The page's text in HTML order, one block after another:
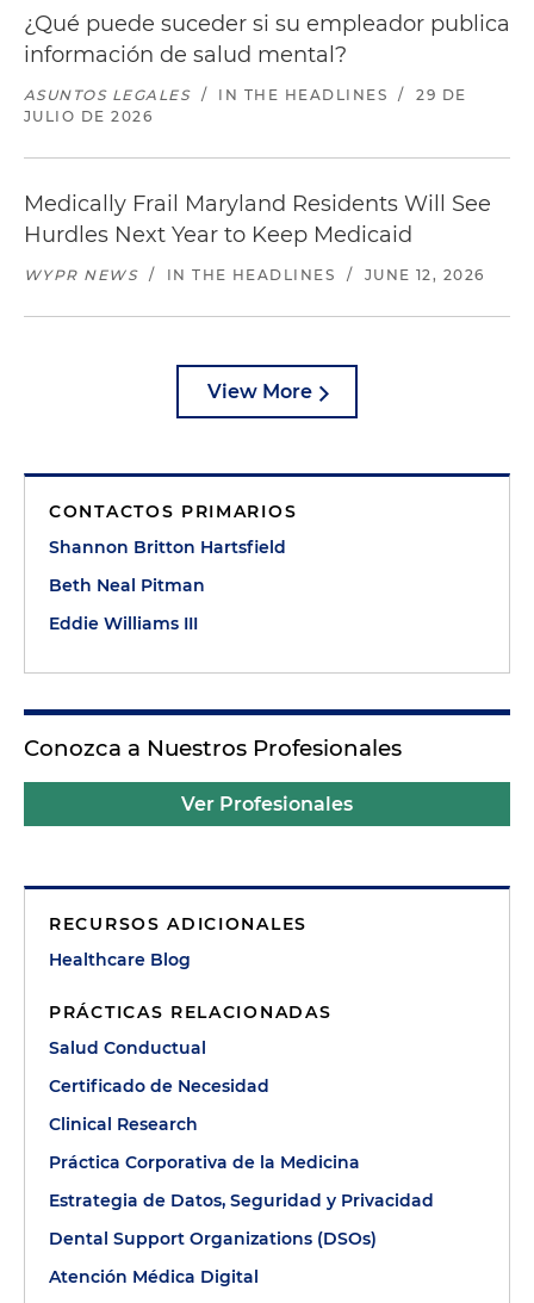
¿Qué puede suceder si su empleador publica
información de salud mental?
ASUNTOS LEGALES / IN THE HEADLINES /
29 DE
JULIO DE 2026
Medically Frail Maryland Residents Will See
Hurdles Next Year to Keep Medicaid
WYPR NEWS / IN THE HEADLINES / JUNE 12, 2026
View More
CONTACTOS PRIMARIOS
Shannon Britton Hartsfield
Beth Neal Pitman
Eddie Williams III
Conozca a Nuestros Profesionales
Ver Profesionales
RECURSOS ADICIONALES
Healthcare Blog
PRÁCTICAS RELACIONADAS
Salud Conductual
Certificado de Necesidad
Clinical Research
Práctica Corporativa de la Medicina
Estrategia de Datos, Seguridad y Privacidad
Dental Support Organizations (DSOs)
Atención Médica Digital